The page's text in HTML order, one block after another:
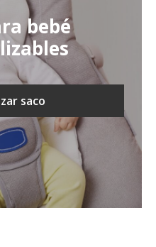
bebé
saco